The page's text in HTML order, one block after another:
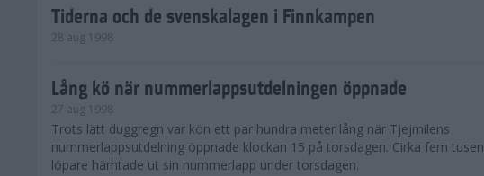
Tiderna och de svenskalagen i Finnkampen
28 aug 1998
Lång kö när nummerlappsutdelningen öppnade
27 aug 1998
Trots lätt duggregn var kön ett par hundra meter lång när Tjejmilens
nummerlappsutdelning öppnade klockan 15 på torsdagen. Cirka fem tusen
löpare hämtade ut sin nummerlapp under torsdagen.